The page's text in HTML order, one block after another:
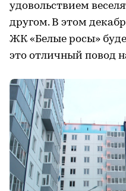
удовольствием
другом. В этом
ЖК «Белые росы»
это отличный повод